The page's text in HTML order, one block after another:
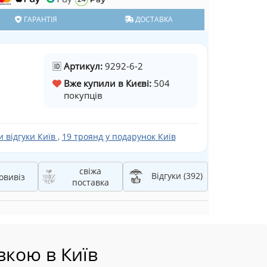
ГАРАНТІЯ ДОСТАВКА
🆔 Артикул: 9292-6-2
Вже купили в Києві: 504
покупців
Київ , 19 троянд у подарунок Київ
свіжа
поставка
Відгуки (392)
в Київ